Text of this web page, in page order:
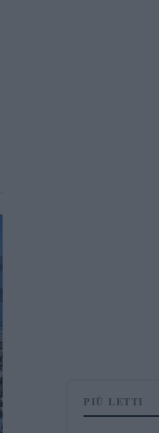
PIÙ LETTI